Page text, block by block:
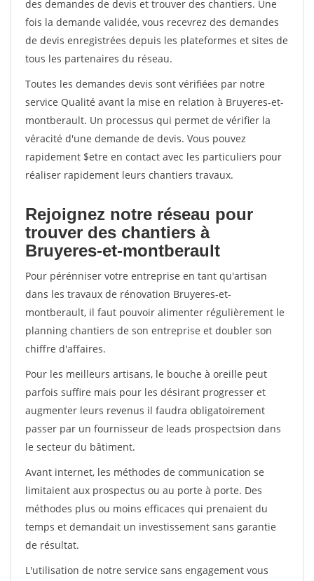
des demandes de devis et trouver des chantiers. Une
fois la demande validée, vous recevrez des demandes
de devis enregistrées depuis les plateformes et sites de
tous les partenaires du réseau.
Toutes les demandes devis sont vérifiées par notre
service Qualité avant la mise en relation à Bruyeres-et-
montberault. Un processus qui permet de vérifier la
véracité d'une demande de devis. Vous pouvez
rapidement $etre en contact avec les particuliers pour
réaliser rapidement leurs chantiers travaux.
Rejoignez notre réseau pour
trouver des chantiers à
Bruyeres-et-montberault
Pour pérénniser votre entreprise en tant qu'artisan
dans les travaux de rénovation Bruyeres-et-
montberault, il faut pouvoir alimenter régulièrement le
planning chantiers de son entreprise et doubler son
chiffre d'affaires.
Pour les meilleurs artisans, le bouche à oreille peut
parfois suffire mais pour les désirant progresser et
augmenter leurs revenus il faudra obligatoirement
passer par un fournisseur de leads prospectsion dans
le secteur du bâtiment.
Avant internet, les méthodes de communication se
limitaient aux prospectus ou au porte à porte. Des
méthodes plus ou moins efficaces qui prenaient du
temps et demandait un investissement sans garantie
de résultat.
L'utilisation de notre service sans engagement vous